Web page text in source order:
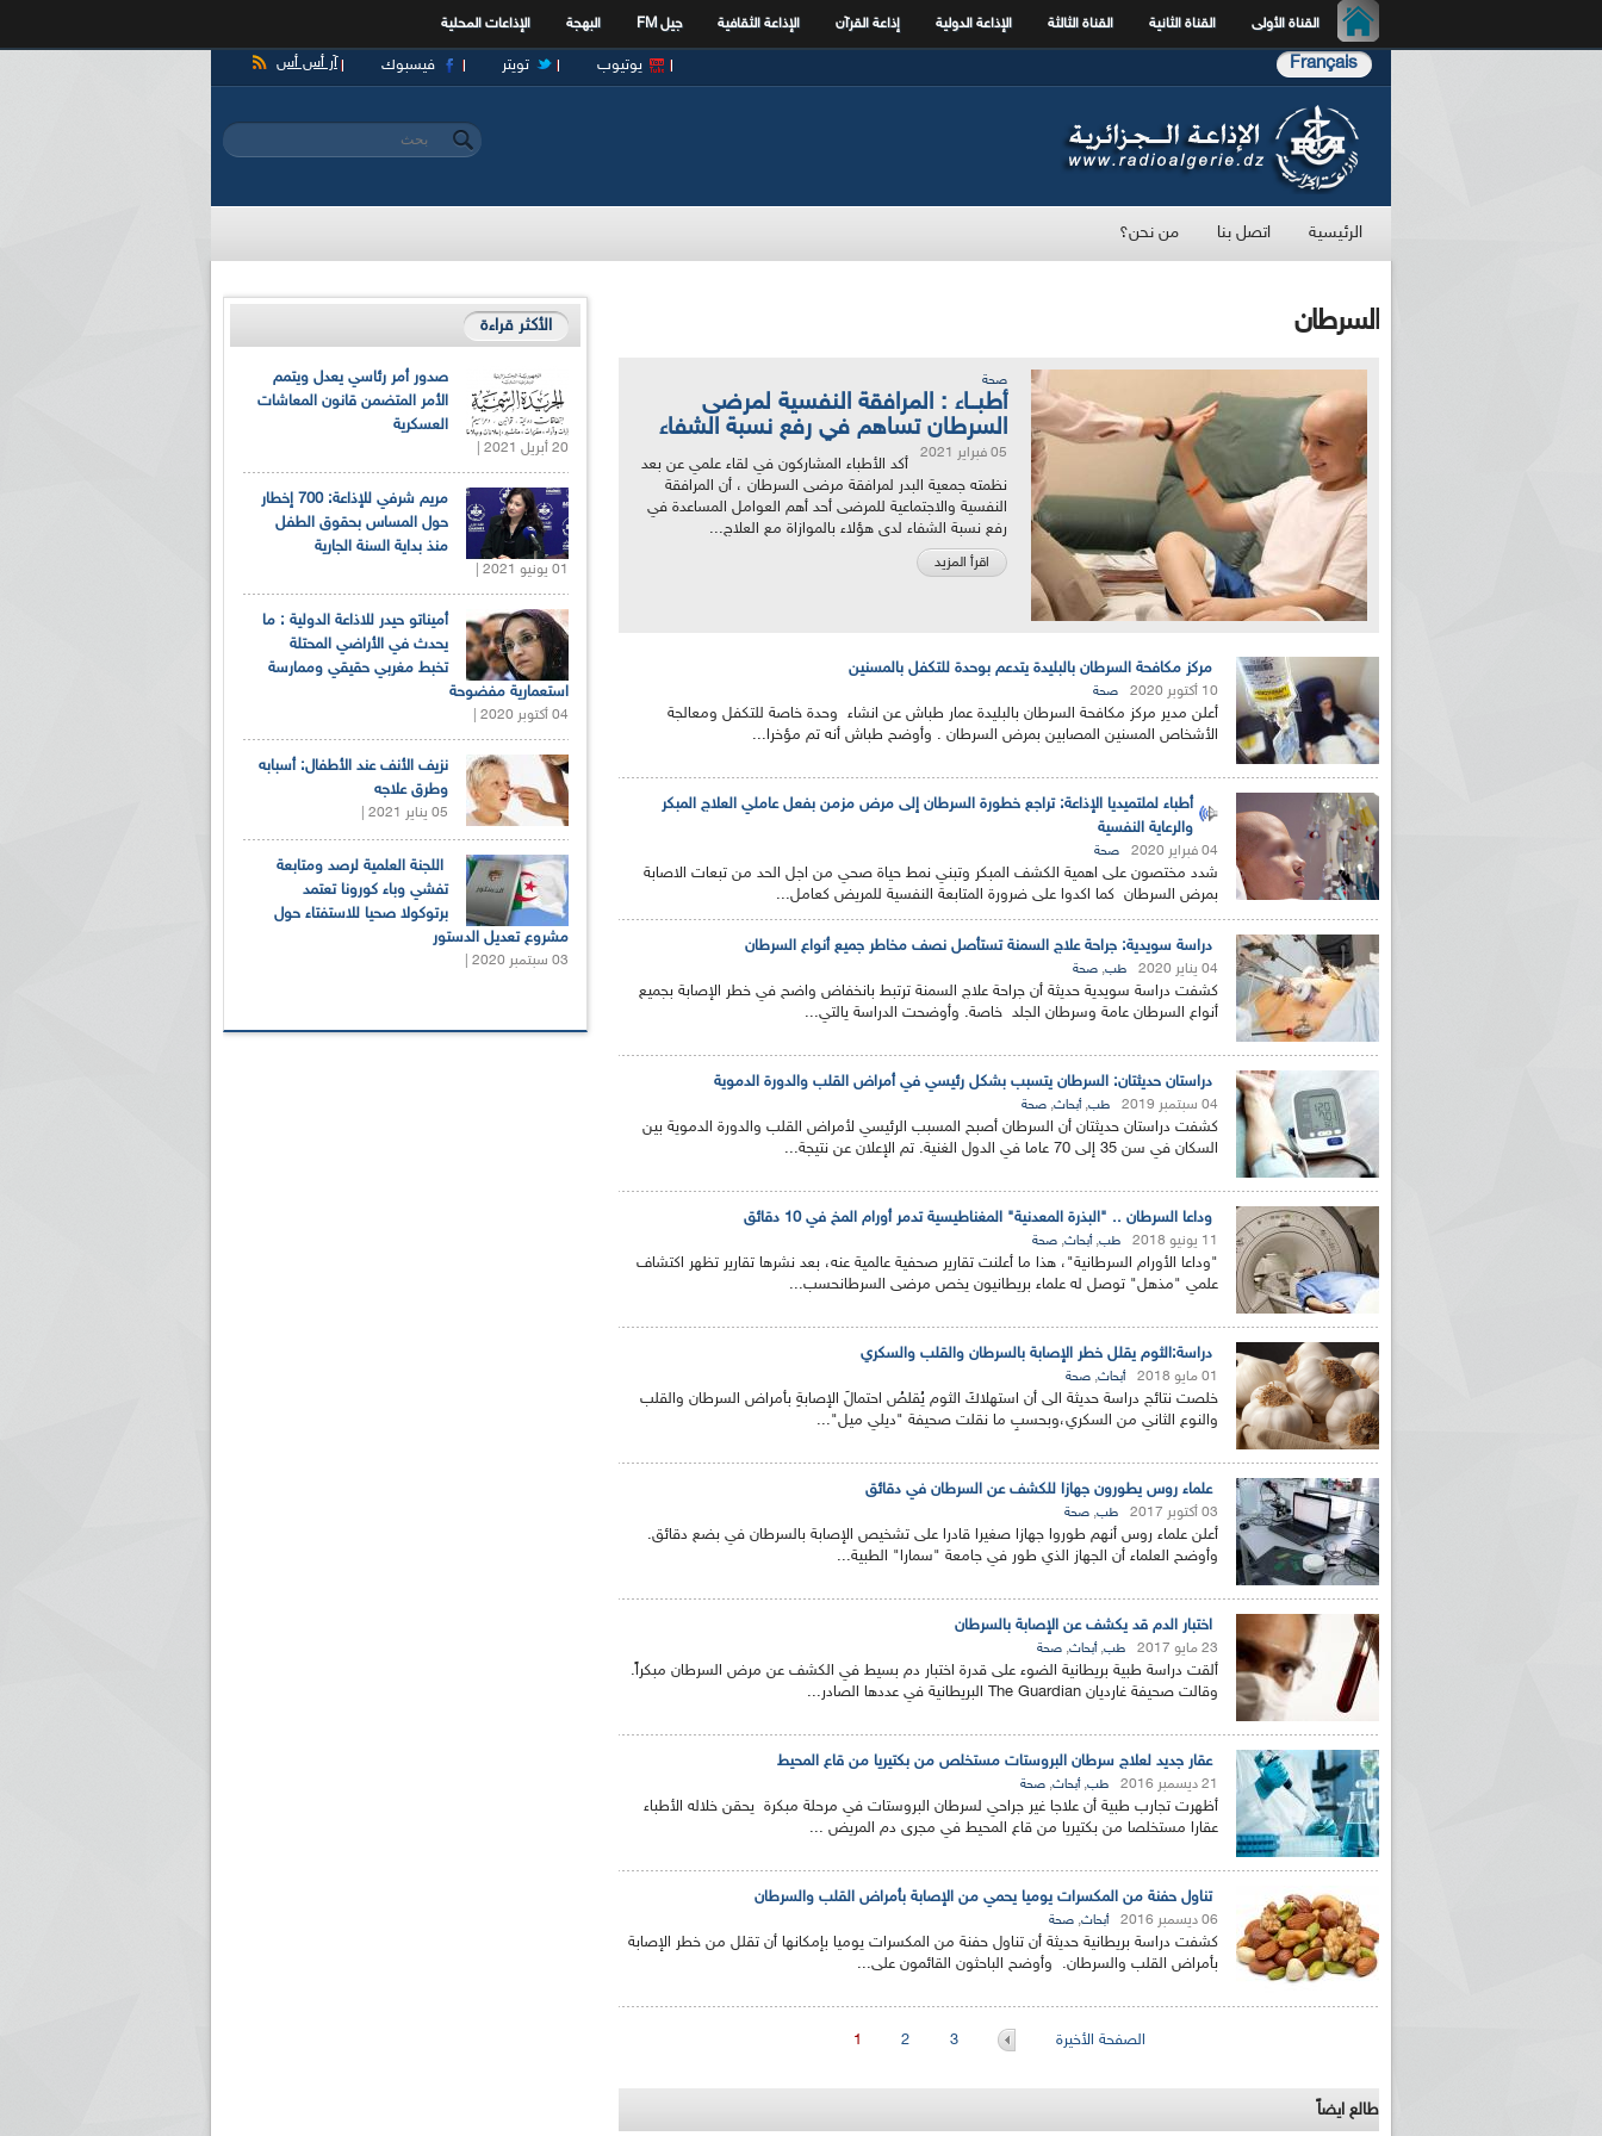
القناة الأولى القناة الثانية القناة الثالثة الإذاعة الدولية إذاعة القرآن الإذاعة الثقافية جيل FM البهجة الإذاعات المحلية
Français آر أس أس فيسبوك تويتر يوتيوب
استمارة البحث
‏بحث ‏
الرئيسية اتصل بنا من نحن؟
السرطان
صحة
أطبــاء : المرافقة النفسية لمرضى
السرطان تساهم في رفع نسبة الشفاء
05 فبراير 2021
أكد الأطباء المشاركون في لقاء علمي عن بعد
نظمته جمعية البدر لمرافقة مرضى السرطان ، أن المرافقة
النفسية والاجتماعية للمرضى أحد أهم العوامل المساعدة في
رفع نسبة الشفاء لدى هؤلاء بالموازاة مع العلاج...
اقرأ المزيد
مركز مكافحة السرطان بالبليدة يتدعم بوحدة للتكفل بالمسنين
10 أكتوبر 2020 صحة
أعلن مدير مركز مكافحة السرطان بالبليدة عمار طباش عن انشاء وحدة خاصة للتكفل ومعالجة
الأشخاص المسنين المصابين بمرض السرطان . وأوضح طباش أنه تم مؤخرا...
أطباء لملتميديا الإذاعة: تراجع خطورة السرطان إلى مرض مزمن بفعل عاملي العلاج المبكر
والرعاية النفسية
04 فبراير 2020 صحة
شدد مختصون على اهمية الكشف المبكر وتبني نمط حياة صحي من اجل الحد من تبعات الاصابة
بمرض السرطان كما اكدوا على ضرورة المتابعة النفسية للمريض كعامل...
دراسة سويدية: جراحة علاج السمنة تستأصل نصف مخاطر جميع أنواع السرطان
04 يناير 2020 طب, صحة
كشفت دراسة سويدية حديثة أن جراحة علاج السمنة ترتبط بانخفاض واضح في خطر الإصابة بجميع
أنواع السرطان عامة وسرطان الجلد خاصة. وأوضحت الدراسة يالتي...
دراستان حديثتان: السرطان يتسبب بشكل رئيسي في أمراض القلب والدورة الدموية
04 سبتمبر 2019 طب,أبحاث, صحة
كشفت دراستان حديثتان أن السرطان أصبح المسبب الرئيسي لأمراض القلب والدورة الدموية بين
السكان في سن 35 إلى 70 عاما في الدول الغنية. تم الإعلان عن نتيجة...
وداعا السرطان .. "البذرة المعدنية" المغناطيسية تدمر أورام المخ في 10 دقائق
11 يونيو 2018 طب,أبحاث, صحة
"وداعا الأورام السرطانية"، هذا ما أعلنت تقارير صحفية عالمية عنه، بعد نشرها تقارير تظهر اكتشاف
علمي "مذهل" توصل له علماء بريطانيون يخص مرضى السرطانحسب...
دراسة:الثوم يقلل خطر الإصابة بالسرطان والقلب والسكري
01 مايو 2018 أبحاث, صحة
خلصت نتائج دراسة حديثة الى أن استهلاكَ الثوم يُقلصُ احتمالَ الإصابةِ بأمراض السرطان والقلب
والنوع الثاني من السكري،وبحسبِ ما نقلت صحيفة "ديلي ميل"...
علماء روس يطورون جهازا للكشف عن السرطان في دقائق
03 أكتوبر 2017 طب, صحة
أعلن علماء روس أنهم طوروا جهازا صغيرا قادرا على تشخيص الإصابة بالسرطان في بضع دقائق.
وأوضح العلماء أن الجهاز الذي طور في جامعة "سمارا" الطبية...
اختبار الدم قد يكشف عن الإصابة بالسرطان
23 مايو 2017 طب,أبحاث, صحة
ألقت دراسة طبية بريطانية الضوء على قدرة اختبار دم بسيط في الكشف عن مرض السرطان مبكراً.
وقالت صحيفة غارديان The Guardian البريطانية في عددها الصادر...
عقار جديد لعلاج سرطان البروستات مستخلص من بكتيريا من قاع المحيط
21 ديسمبر 2016 طب,أبحاث, صحة
أظهرت تجارب طبية أن علاجا غير جراحي لسرطان البروستات في مرحلة مبكرة يحقن خلاله الأطباء
عقارا مستخلصا من بكتيريا من قاع المحيط في مجرى دم المريض ...
تناول حفنة من المكسرات يوميا يحمي من الإصابة بأمراض القلب والسرطان
06 ديسمبر 2016 أبحاث, صحة
كشفت دراسة بريطانية حديثة أن تناول حفنة من المكسرات يوميا بإمكانها أن تقلل من خطر الإصابة
بأمراض القلب والسرطان. وأوضح الباحثون القائمون على...
1 2 3 الصفحة الأخيرة
طالع ايضاً
الأكثر قراءة
صدور أمر رئاسي يعدل ويتمم
الأمر المتضمن قانون المعاشات
العسكرية
20 أبريل 2021 |
مريم شرفي للإذاعة: 700 إخطار
حول المساس بحقوق الطفل
منذ بداية السنة الجارية
01 يونيو 2021 |
أميناتو حيدر للاذاعة الدولية : ما
يحدث في الأراضي المحتلة
تخبط مغربي حقيقي وممارسة
استعمارية مفضوحة
04 أكتوبر 2020 |
نزيف الأنف عند الأطفال: أسبابه
وطرق علاجه
05 يناير 2021 |
اللجنة العلمية لرصد ومتابعة
تفشي وباء كورونا تعتمد
برتوكولا صحيا للاستفتاء حول
مشروع تعديل الدستور
03 سبتمبر 2020 |